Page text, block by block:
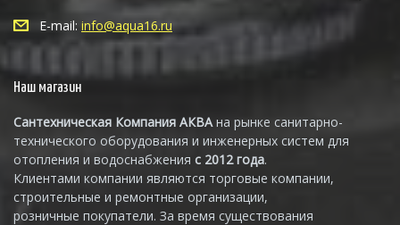
E-mail: info@aqua16.ru
Наш магазин
Сантехническая Компания АКВАна рынке санитарно-
технического оборудования и инженерных систем для
отопления и водоснабжения с 2012 года.
Клиентами компании являются торговые компании,
строительные и ремонтные организации,
розничные покупатели. За время существования